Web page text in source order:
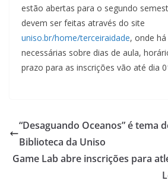
estão abertas para o segundo
devem ser feitas através do site
uniso.br/home/terceiraidade, onde
necessárias sobre dias de aula,
prazo para as inscrições vão até dia
“Desaguando Oceanos” é tema
Biblioteca da Uniso
Game Lab abre inscrições para